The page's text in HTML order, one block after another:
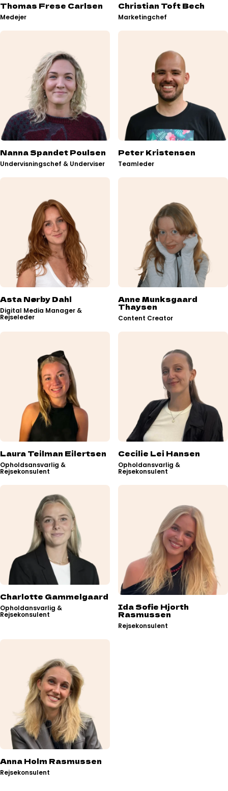
Thomas Frese Carlsen
Medejer
Christian Toft Bech
Marketingchef
Nanna Spandet Poulsen
Undervisningschef & Underviser
Peter Kristensen
Teamleder
Asta Nørby Dahl
Digital Media Manager &
Rejseleder
Anne Munksgaard
Thaysen
Content Creator
Laura Teilman Eilertsen
Opholdsansvarlig &
Rejsekonsulent
Cecilie Lei Hansen
Opholdansvarlig &
Rejsekonsulent
Charlotte Gammelgaard
Opholdansvarlig &
Rejsekonsulent
Ida Sofie Hjorth
Rasmussen
Rejsekonsulent
Anna Holm Rasmussen
Rejsekonsulent